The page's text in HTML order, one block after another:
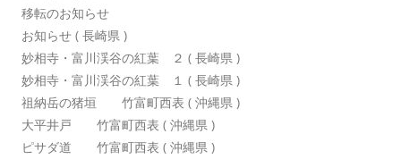
移転のお知らせ
お知らせ ( 長崎県 )
妙相寺・富川渓谷の紅葉 ２ ( 長崎県 )
妙相寺・富川渓谷の紅葉 １ ( 長崎県 )
祖納岳の猪垣 竹富町西表 ( 沖縄県 )
大平井戸 竹富町西表 ( 沖縄県 )
ピサダ道 竹富町西表 ( 沖縄県 )